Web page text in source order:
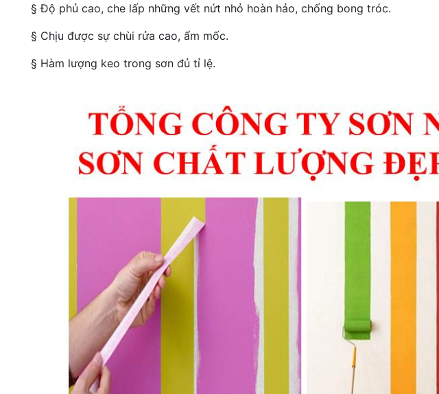
§ Độ phủ cao, che lấp những vết nứt nhỏ hoàn hảo, chống bong tróc.
§ Chịu được sự chùi rửa cao, ẩm mốc.
§ Hàm lượng keo trong sơn đủ tỉ lệ.